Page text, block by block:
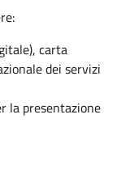
carta
dei servizi
la presentazione